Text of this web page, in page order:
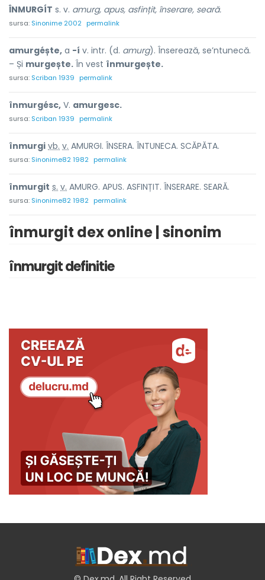
ÎNMURGÍT s. v. amurg, apus, asfințit, înserare, seară.
sursa: Sinonime 2002 permalink
amurgéște, a -í v. intr. (d. amurg). Înserează, se’ntunecă.
– Și murgește. În vest înmurgește.
sursa: Scriban 1939 permalink
înmurgésc, V. amurgesc.
sursa: Scriban 1939 permalink
înmurgi vb. v. AMURGI. ÎNSERA. ÎNTUNECA. SCĂPĂTA.
sursa: Sinonime82 1982 permalink
înmurgit s. v. AMURG. APUS. ASFINȚIT. ÎNSERARE. SEARĂ.
sursa: Sinonime82 1982 permalink
înmurgit dex online | sinonim
înmurgit definitie